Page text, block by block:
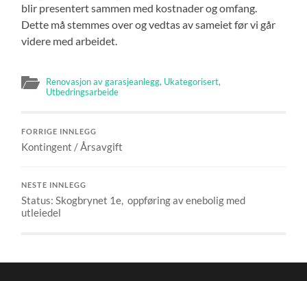
blir presentert sammen med kostnader og omfang.
Dette må stemmes over og vedtas av sameiet før vi går
videre med arbeidet.
Renovasjon av garasjeanlegg, Ukategorisert,
Utbedringsarbeide
FORRIGE INNLEGG
Kontingent / Årsavgift
NESTE INNLEGG
Status: Skogbrynet 1e, oppføring av enebolig med
utleiedel